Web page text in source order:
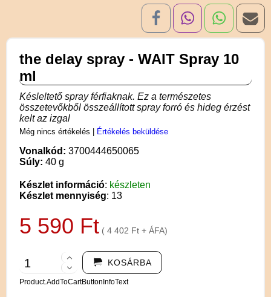
the delay spray - WAIT Spray 10
ml
Késleltető spray férfiaknak. Ez a természetes
összetevőkből összeállított spray forró és hideg érzést
kelt az izgal
Még nincs értékelés Értékelés beküldése
Vonalkód: 3700444650065
Súly: 40 g
Készlet információ: készleten
Készlet mennyiség: 13
5 590 Ft ( 4 402 Ft + ÁFA)
KOSÁRBA
Product.AddToCartButtonInfoText